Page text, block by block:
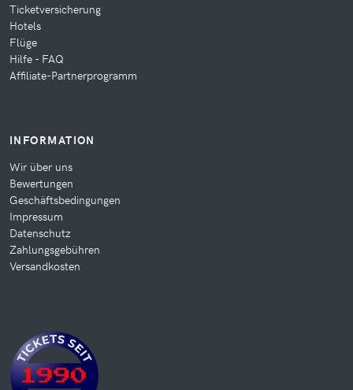
Ticketversicherung
Hotels
Flüge
Hilfe - FAQ
Affiliate-Partnerprogramm
INFORMATION
Wir über uns
Bewertungen
Geschäftsbedingungen
Impressum
Datenschutz
Zahlungsgebühren
Versandkosten